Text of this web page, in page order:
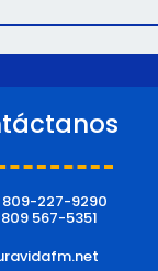
227-9290
567-5351